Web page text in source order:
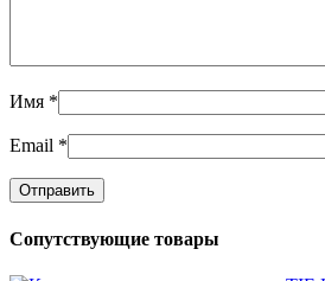
Имя *
Email *
Сопутствующие товары